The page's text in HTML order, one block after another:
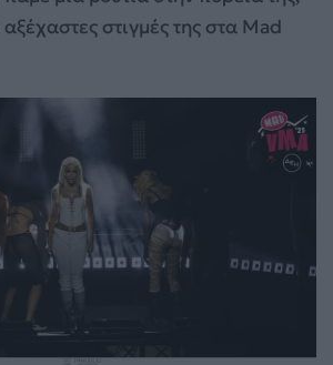
στιγμές της στα Mad